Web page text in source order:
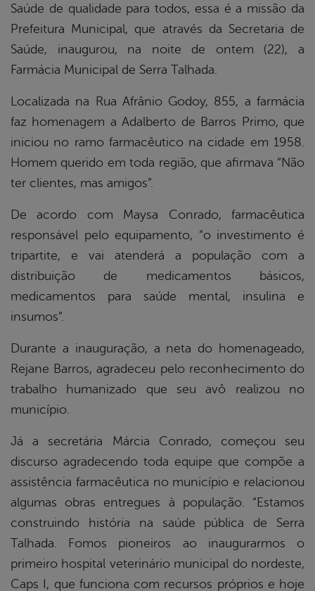
Saúde de qualidade para todos, essa é a missão da
Prefeitura Municipal, que através da Secretaria de
Saúde, inaugurou, na noite de ontem (22), a
Farmácia Municipal de Serra Talhada.
Localizada na Rua Afrânio Godoy, 855, a farmácia
faz homenagem a Adalberto de Barros Primo, que
iniciou no ramo farmacêutico na cidade em 1958.
Homem querido em toda região, que afirmava “Não
ter clientes, mas amigos”.
De acordo com Maysa Conrado, farmacêutica
responsável pelo equipamento, “o investimento é
tripartite, e vai atenderá a população com a
distribuição de medicamentos básicos,
medicamentos para saúde mental, insulina e
insumos”.
Durante a inauguração, a neta do homenageado,
Rejane Barros, agradeceu pelo reconhecimento do
trabalho humanizado que seu avô realizou no
município.
Já a secretária Márcia Conrado, começou seu
discurso agradecendo toda equipe que compõe a
assistência farmacêutica no município e relacionou
algumas obras entregues à população. “Estamos
construindo história na saúde pública de Serra
Talhada. Fomos pioneiros ao inaugurarmos o
primeiro hospital veterinário municipal do nordeste,
Caps I, que funciona com recursos próprios e hoje